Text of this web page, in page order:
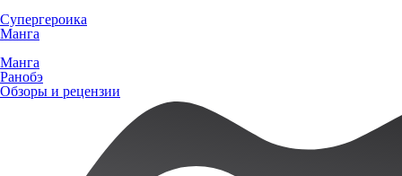
Супергероика
Манга
Манга
Ранобэ
Обзоры и рецензии